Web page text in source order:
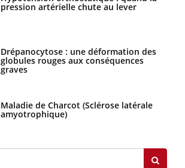
pression artérielle chute au lever
Drépanocytose : une déformation des
globules rouges aux conséquences
graves
Maladie de Charcot (Sclérose latérale
amyotrophique)